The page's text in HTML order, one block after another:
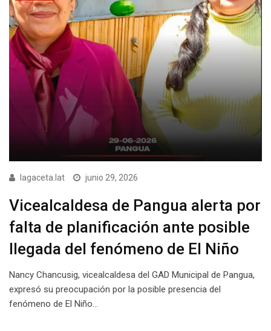
lagaceta.lat junio 29, 2026
Vicealcaldesa de Pangua alerta por
falta de planificación ante posible
llegada del fenómeno de El Niño
Nancy Chancusig, vicealcaldesa del GAD Municipal de Pangua,
expresó su preocupación por la posible presencia del
fenómeno de El Niño…